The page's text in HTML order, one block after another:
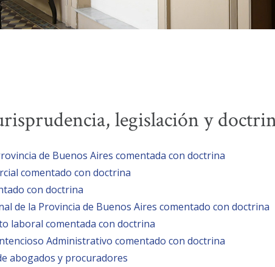
legislación y
de Buenos Aires comentada con doctrina
comentado con doctrina
con doctrina
de la Provincia de Buenos Aires comentado con doctrina
laboral comentada con doctrina
Administrativo comentado con doctrina
abogados y procuradores